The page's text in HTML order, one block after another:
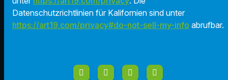
Datenschutzrichtlinien für Kalifornien sind unter
https://art19.com/privacy#do-not-sell-my-info abrufbar.